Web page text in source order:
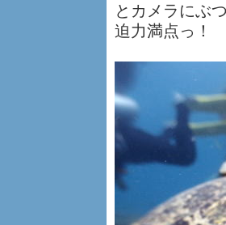
とカメラにぶ
迫力満点っ！